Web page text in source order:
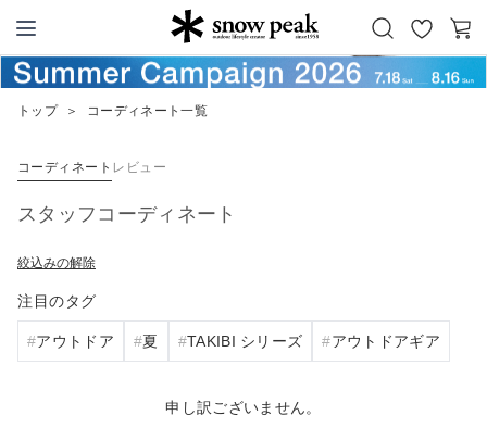
Snow Peak
お
気
カ
ー
トップ ＞ コーディネート一覧
コーディネート レビュー
スタッフコーディネート
絞込みの解除
注目のタグ
アウトドア 夏 TAKIBI シリーズ アウトドアギア
申し訳ございません。